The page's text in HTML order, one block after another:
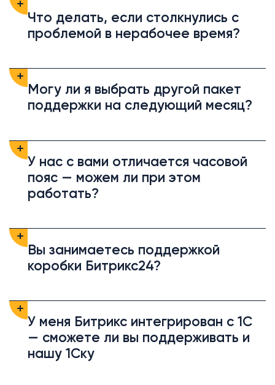
Что делать, если столкнулись с
проблемой в нерабочее время?
Могу ли я выбрать другой пакет
поддержки на следующий месяц?
У нас с вами отличается часовой
пояс — можем ли при этом
работать?
Вы занимаетесь поддержкой
коробки Битрикс24?
У меня Битрикс интегрирован с 1С
— сможете ли вы поддерживать и
нашу 1Ску